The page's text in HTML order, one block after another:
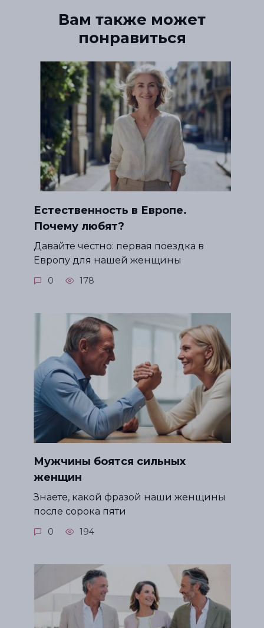
Вам также может
понравиться
Естественность в Европе.
Почему любят?
Давайте честно: первая поездка в
Европу для нашей женщины
0 178
Мужчины боятся сильных
женщин
Знаете, какой фразой наши женщины
после сорока пяти
0 194